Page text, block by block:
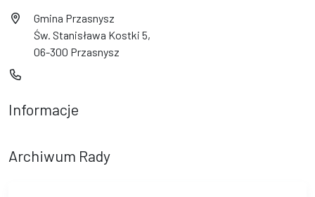
Gmina Przasnysz
Św. Stanisława Kostki 5,
06-300 Przasnysz
Informacje
Archiwum Rady